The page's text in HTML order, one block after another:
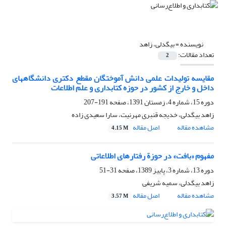
نویسنده =بیگدلی، زاهد
تعداد مقالات: 2
مقایسه تولیدات علمی دانش آموختگان مقطع دکتری دانشگاههای
داخل و خارج از کشور در حوزه کتابداری و علم اطلاعات
دوره 15، شماره 4، زمستان 1391، صفحه
191-207
زاهد بیگدلی، خدیجه قنبری مهرنیت، سارا سعیدی زاده
مشاهده مقاله
اصل مقاله 4.15 M
مفهوم «بافت» در حوزة رفتارهای اطلاعاتی
دوره 13، شماره 3، پاییز 1389، صفحه
31-51
زاهد بیگدلی، سمیه شریفی
مشاهده مقاله
اصل مقاله 3.57 M